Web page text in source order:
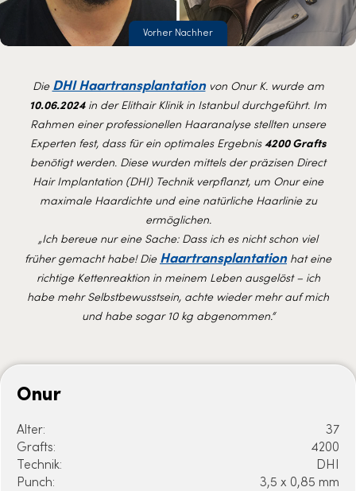
Vorher Nachher
Die DHI Haartransplantationvon Onur K. wurde am
10.06.2024in der Elithair Klinik in Istanbul durchgeführt. Im
Rahmen einer professionellen Haaranalyse stellten unsere
Experten fest, dass für ein optimales Ergebnis4200 Grafts
benötigt werden. Diese wurden mittels der präzisen Direct
Hair Implantation (DHI) Technik verpflanzt, um Onur eine
maximale Haardichte und eine natürliche Haarlinie zu
ermöglichen.
„Ich bereue nur eine Sache: Dass ich es nicht schon viel
früher gemacht habe! Die Haartransplantationhat eine
richtige Kettenreaktion in meinem Leben ausgelöst – ich
habe mehr Selbstbewusstsein, achte wieder mehr auf mich
und habe sogar 10 kg abgenommen.“
Onur
Alter:
37
Grafts:
4200
Technik:
DHI
Punch:
3,5 x 0,85 mm